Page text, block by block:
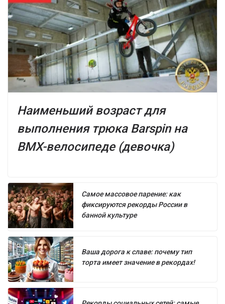
Наименьший возраст для
выполнения трюка Barspin на
BMX-велосипеде (девочка)
Самое массовое парение: как
фиксируются рекорды России в
банной культуре
Ваша дорога к славе: почему тип
торта имеет значение в рекордах!